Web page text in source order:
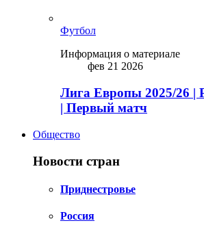
Футбол
Информация о материале
фев 21 2026
Лига Европы 2025/26 |
| Первый матч
Общество
Новости стран
Приднестровье
Россия